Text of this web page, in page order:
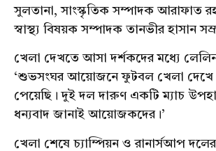
সুলতানা, সাংস্কৃতিক সম্পাদক আরাফাত
স্বাস্থ্য বিষয়ক সম্পাদক তানভীর হাসান
খেলা দেখতে আসা দর্শকদের মধ্যে
‘শুভসংঘর আয়োজনে ফুটবল খেলা
পেয়েছি। দুই দল দারুণ একটি ম্যাচ
ধন্যবাদ জানাই আয়োজকদের।’
খেলা শেষে চ্যাম্পিয়ন ও রানার্সআপ